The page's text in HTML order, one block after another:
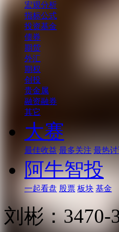
宏观分析
指标公式
投资基金
债券
期货
外汇
期权
创投
贵金属
融资融券
其它
大赛
最佳收益 最多关注 最热
阿牛智投
一起看盘 股票 板块 基金
刘彬：